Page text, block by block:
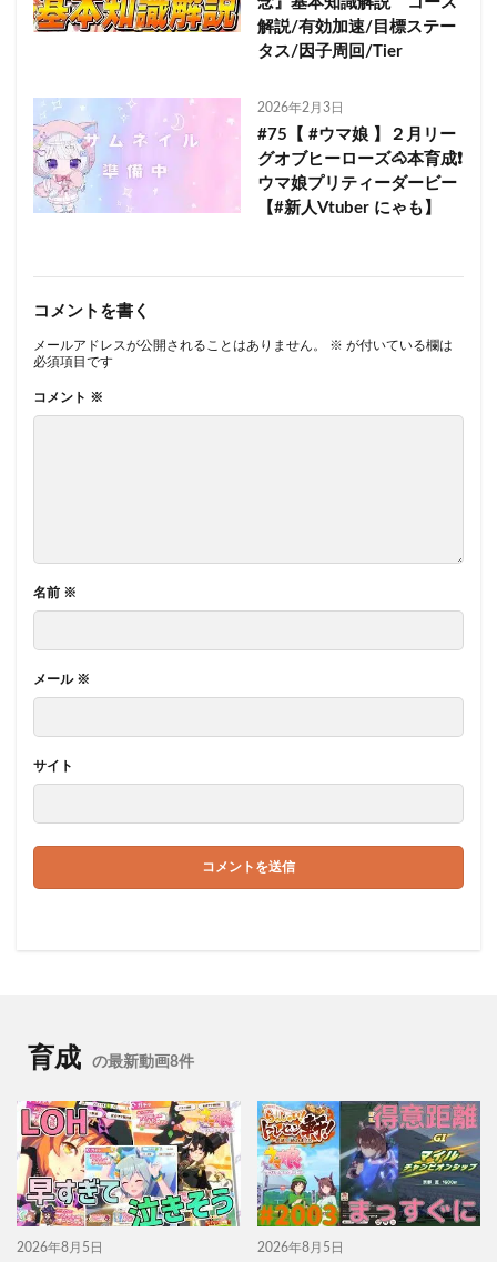
解説/有効加速/目標ステー
タス/因子周回/Tier
2026年2月3日
#75【 #ウマ娘 】２月リー
グオブヒーローズ🐴本育成❗
ウマ娘プリティーダービー
【#新人Vtuber にゃも】
コメントを書く
メールアドレスが公開されることはありません。 ※ が付いている欄は
必須項目です
コメント ※
名前 ※
メール ※
サイト
育成 の最新動画8件
2026年8月5日 2026年8月5日